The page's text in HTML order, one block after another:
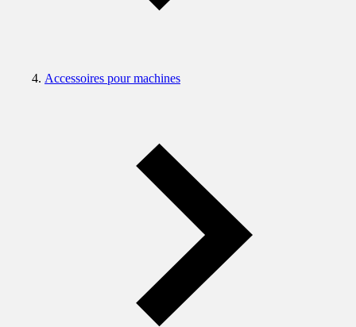
Accessoires pour machines